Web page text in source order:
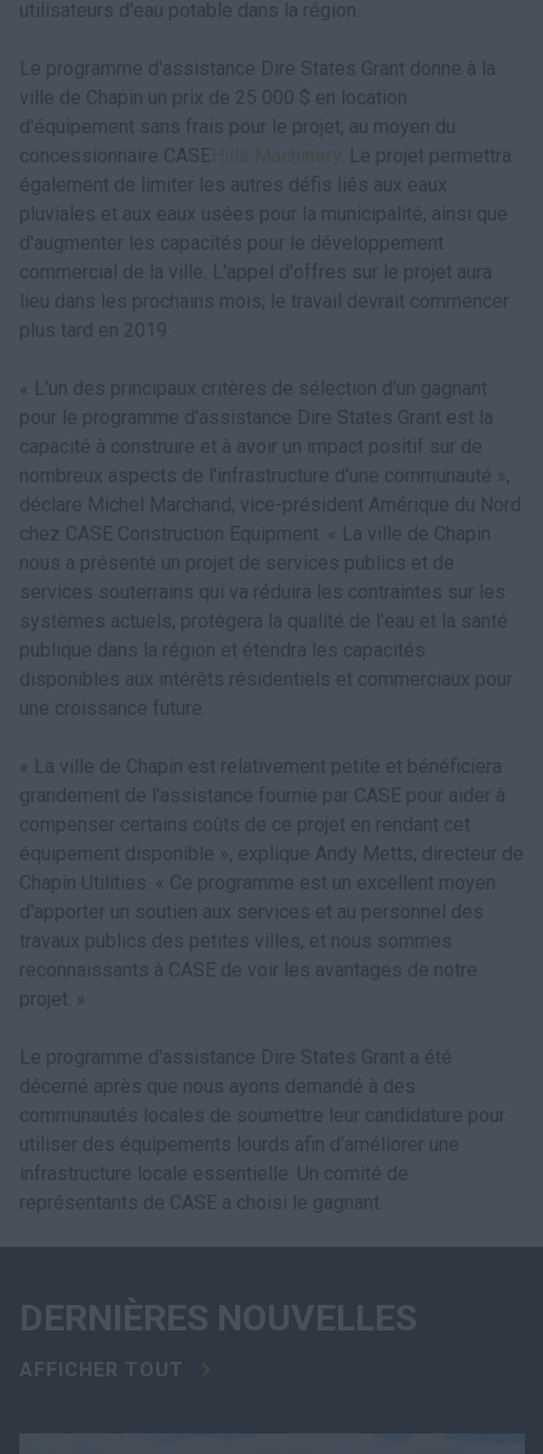
utilisateurs d'eau potable dans la région.
Le programme d'assistance Dire States Grant donne à la
ville de Chapin un prix de 25 000 $ en location
d'équipement sans frais pour le projet, au moyen du
concessionnaire CASE
. Le projet permettra
également de limiter les autres défis liés aux eaux
pluviales et aux eaux usées pour la municipalité, ainsi que
d'augmenter les capacités pour le développement
commercial de la ville. L'appel d'offres sur le projet aura
lieu dans les prochains mois; le travail devrait commencer
plus tard en 2019.
« L'un des principaux critères de sélection d'un gagnant
pour le programme d'assistance Dire States Grant est la
capacité à construire et à avoir un impact positif sur de
nombreux aspects de l'infrastructure d'une communauté »,
déclare Michel Marchand, vice-président Amérique du Nord
chez CASE Construction Equipment. « La ville de Chapin
nous a présenté un projet de services publics et de
services souterrains qui va réduira les contraintes sur les
systèmes actuels, protégera la qualité de l'eau et la santé
publique dans la région et étendra les capacités
disponibles aux intérêts résidentiels et commerciaux pour
une croissance future.
« La ville de Chapin est relativement petite et bénéficiera
grandement de l'assistance fournie par CASE pour aider à
compenser certains coûts de ce projet en rendant cet
équipement disponible », explique Andy Metts, directeur de
Chapin Utilities. « Ce programme est un excellent moyen
d'apporter un soutien aux services et au personnel des
travaux publics des petites villes, et nous sommes
reconnaissants à CASE de voir les avantages de notre
projet. »
Le programme d'assistance Dire States Grant a été
décerné après que nous ayons demandé à des
communautés locales de soumettre leur candidature pour
utiliser des équipements lourds afin d'améliorer une
infrastructure locale essentielle. Un comité de
représentants de CASE a choisi le gagnant.
DERNIÈRES NOUVELLES
AFFICHER TOUT